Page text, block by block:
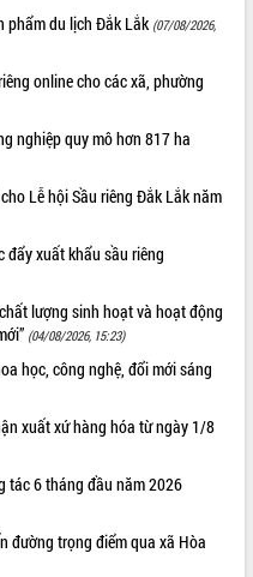
phẩm du lịch Đắk Lắk (07/08/2026,
online cho các xã, phường
nghiệp quy mô hơn 817 ha
Lễ hội Sầu riêng Đắk Lắk năm
xuất khẩu sầu riêng
lượng sinh hoạt và hoạt động
(04/08/2026, 15:23)
học, công nghệ, đổi mới sáng
xuất xứ hàng hóa từ ngày 1/8
tác 6 tháng đầu năm 2026
đường trọng điểm qua xã Hòa